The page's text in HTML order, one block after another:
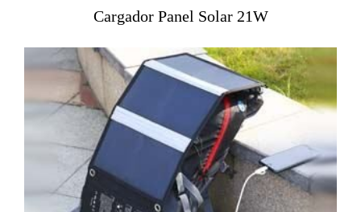
Cargador Panel Solar 21W